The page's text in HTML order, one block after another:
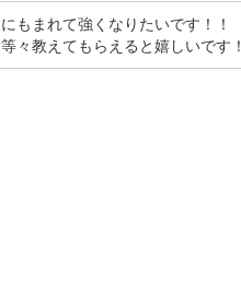
もまれて強くなりたいです！！
々教えてもらえると嬉しいです！